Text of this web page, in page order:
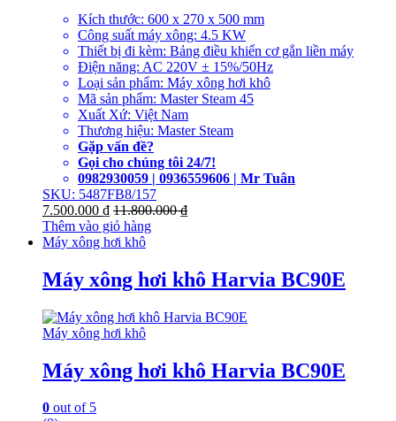
Kích thước: 600 x 270 x 500 mm
Công suất máy xông: 4.5 KW
Thiết bị đi kèm: Bảng điều khiển cơ gắn liền máy
Điện năng: AC 220V ± 15%/50Hz
Loại sản phẩm: Máy xông hơi khô
Mã sản phẩm: Master Steam 45
Xuất Xứ: Việt Nam
Thương hiệu: Master Steam
Gặp vấn đề?
Gọi cho chúng tôi 24/7!
0982930059 | 0936559606 | Mr Tuân
SKU: 5487FB8/157
7.500.000 ₫ 11.800.000₫
Thêm vào giỏ hàng
Máy xông hơi khô
Máy xông hơi khô Harvia BC90E
Máy xông hơi khô
Máy xông hơi khô Harvia BC90E
0 out of 5